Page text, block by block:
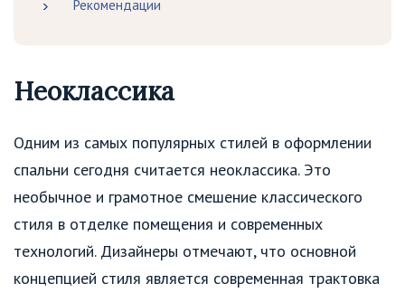
Рекомендации
Неоклассика
Одним из самых популярных стилей в оформлении
спальни сегодня считается неоклассика. Это
необычное и грамотное смешение классического
стиля в отделке помещения и современных
технологий. Дизайнеры отмечают, что основной
концепцией стиля является современная трактовка